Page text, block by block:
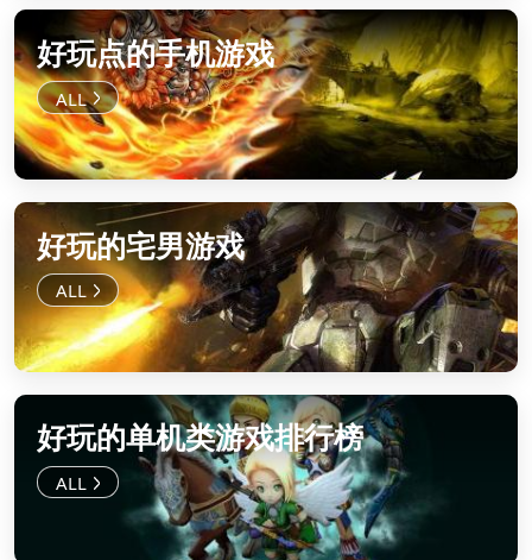
好玩点的手机游戏
好玩的宅男游戏
好玩的单机类游戏排行榜